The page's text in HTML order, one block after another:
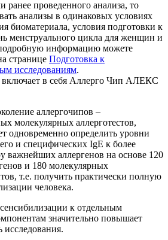
ранее проведенного анализа, то
анализы в одинаковых условиях
биоматериала, условия подготовки к
менструального цикла для женщин и
информацию можете
странице Подготовка к
исследованиям.
включает в себя Аллерго Чип АЛЕКС
аллергочипов –
молекулярных аллерготестов,
одновременно определить уровни
и специфических IgE к более
важнейших аллергенов на основе 120
и 180 молекулярных
т.е. получить практически полную
человека.
к отдельным
значительно повышает
исследования.